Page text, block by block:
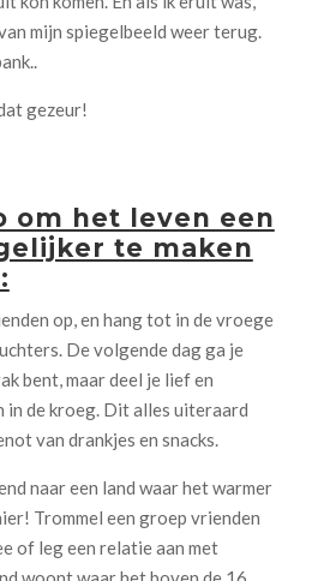
mijn spiegelbeeld weer terug.
gezeur!
om het leven een
te maken
op, en hang tot in de vroege
De volgende dag ga je
bent, maar deel je lief en
in de kroeg. Dit alles uiteraard
van drankjes en snacks.
naar een land waar het warmer
Trommel een groep vrienden
of leg een relatie aan met